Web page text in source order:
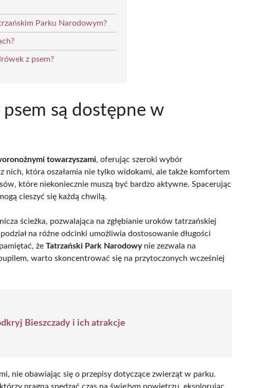
Parku Narodowym?
z psem?
są dostępne w
towarzyszami, oferując szeroki wybór
nich, która oszałamia nie tylko widokami, ale także komfortem
które niekoniecznie muszą być bardzo aktywne. Spacerując
cieszyć się każdą chwilą.
ścieżka, pozwalająca na zgłębianie uroków tatrzańskiej
na różne odcinki umożliwia dostosowanie długości
że Tatrzański Park Narodowynie zezwala na
warto skoncentrować się na przytoczonych wcześniej
Bieszczady i ich atrakcje
nie obawiając się o przepisy dotyczące zwierząt w parku.